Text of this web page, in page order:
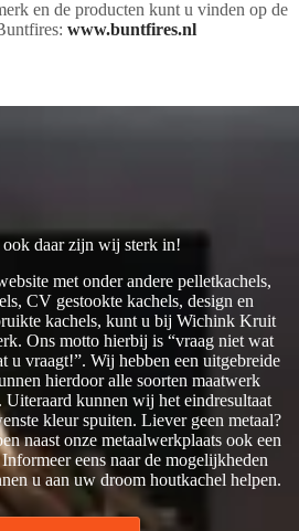
en de producten kunt u vinden op de
www.buntfires.nl
daar zijn wij sterk in!
met onder andere pelletkachels,
CV gestookte kachels, design en
kachels, kunt u bij Wichink Kruit
Ons motto hierbij is “vraag niet wat
vraagt!”. Wij hebben een uitgebreide
hierdoor alle soorten maatwerk
kunnen wij het eindresultaat
kleur spuiten. Liever geen metaal?
naast onze metaalwerkplaats ook een
eens naar de mogelijkheden
u aan uw droom houtkachel helpen.